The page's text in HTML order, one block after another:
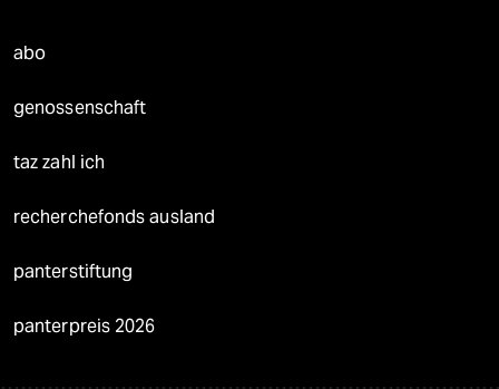
abo
genossenschaft
taz zahl ich
recherchefonds ausland
panterstiftung
panterpreis 2026